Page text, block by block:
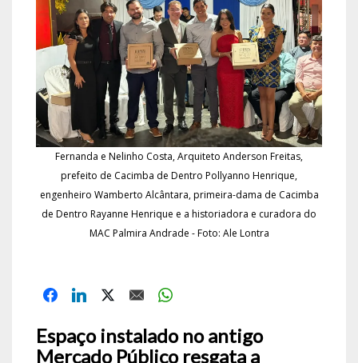
Fernanda e Nelinho Costa, Arquiteto Anderson Freitas,
prefeito de Cacimba de Dentro Pollyanno Henrique,
engenheiro Wamberto Alcântara, primeira-dama de Cacimba
de Dentro Rayanne Henrique e a historiadora e curadora do
MAC Palmira Andrade - Foto: Ale Lontra
Espaço instalado no antigo
Mercado Público resgata a